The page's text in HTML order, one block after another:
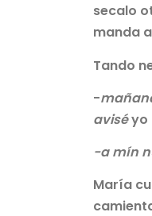
secalo
manda
Tando
-
aviséyo
-a mín
María